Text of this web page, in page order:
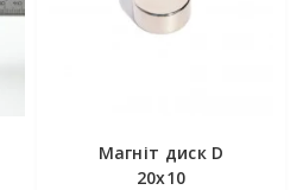
Магніт диск D
20x10